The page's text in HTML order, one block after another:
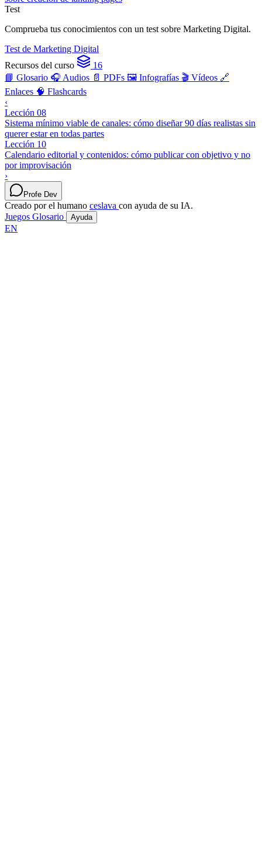
Test
Comprueba tus conocimientos con un test sobre Marketing Digital.
Test de Marketing Digital
Recursos del curso
16
📘 Glosario 🎧 Audios 📄 PDFs 🖼️ Infografías 🎬 Vídeos 🔗
Enlaces 🧠 Flashcards
‹
Lección 08
Sistema mínimo viable de canales: cómo diseñar 90 días realistas sin
querer estar en todas partes
Lección 10
Calendario editorial y contenidos: cómo publicar con objetivo y no
por improvisación
›
Profe Dev
Creado por el humano ceslava con ayuda de su IA.
Juegos Glosario Ayuda
EN